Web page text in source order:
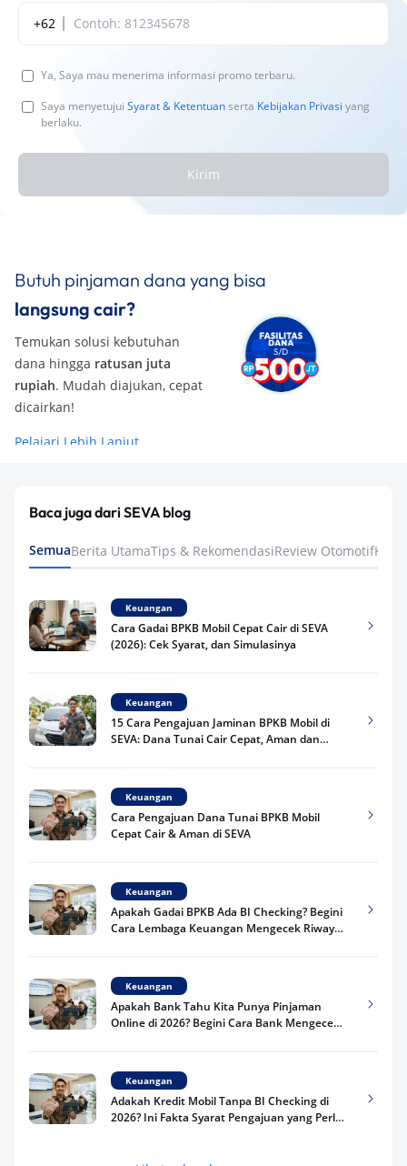
+62
Ya, Saya mau menerima informasi promo terbaru.
Saya menyetujui Syarat & Ketentuanserta Kebijakan Privasi yang
berlaku.
Kirim
Butuh pinjaman dana yang bisa
langsung cair?
Temukan solusi kebutuhan
dana hingga ratusan juta
rupiah. Mudah diajukan, cepat
dicairkan!
Pelajari Lebih Lanjut
Baca juga dari SEVA blog
SemuaBerita UtamaTips & RekomendasiReview Otomotif
Keuangan
Cara Gadai BPKB Mobil Cepat Cair di SEVA
(2026): Cek Syarat, dan Simulasinya
Keuangan
15 Cara Pengajuan Jaminan BPKB Mobil di
SEVA: Dana Tunai Cair Cepat, Aman dan
Keuangan
Cara Pengajuan Dana Tunai BPKB Mobil
Cepat Cair & Aman di SEVA
Keuangan
Apakah Gadai BPKB Ada BI Checking? Begini
Cara Lembaga Keuangan Mengecek Riwayat
Keuangan
Apakah Bank Tahu Kita Punya Pinjaman
Online di 2026? Begini Cara Bank Mengecek
Keuangan
Adakah Kredit Mobil Tanpa BI Checking di
2026? Ini Fakta Syarat Pengajuan yang Perlu